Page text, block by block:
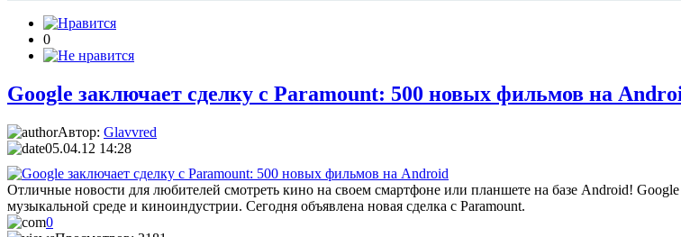
0
Google заключает сделку с Paramount: 500 новых фильмов на
Автор: Glavvred
05.04.12 14:28
Отличные новости для любителей смотреть кино на своем смартфоне или планшете на базе Android!
музыкальной среде и киноиндустрии. Сегодня объявлена новая сделка с Paramount.
0